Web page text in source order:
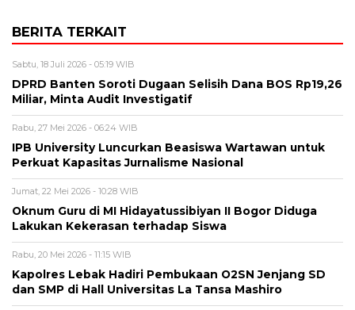
BERITA TERKAIT
Sabtu, 18 Juli 2026 - 05:19 WIB
DPRD Banten Soroti Dugaan Selisih Dana BOS Rp19,26
Miliar, Minta Audit Investigatif
Rabu, 27 Mei 2026 - 06:24 WIB
IPB University Luncurkan Beasiswa Wartawan untuk
Perkuat Kapasitas Jurnalisme Nasional
Jumat, 22 Mei 2026 - 10:28 WIB
Oknum Guru di MI Hidayatussibiyan II Bogor Diduga
Lakukan Kekerasan terhadap Siswa
Rabu, 20 Mei 2026 - 11:15 WIB
Kapolres Lebak Hadiri Pembukaan O2SN Jenjang SD
dan SMP di Hall Universitas La Tansa Mashiro